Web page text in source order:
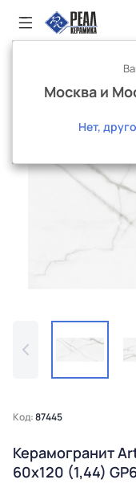
Керамическая плитка
Код:87445
Керамогранит
60х120 (1,44)
Москва и
Нет,